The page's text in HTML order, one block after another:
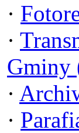
·
·
Gminy
·
·